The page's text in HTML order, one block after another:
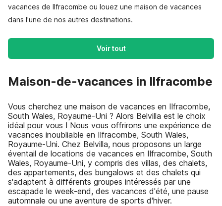
vacances de Ilfracombe ou louez une maison de vacances
dans l'une de nos autres destinations.
Voir tout
Maison-de-vacances in Ilfracombe
Vous cherchez une maison de vacances en Ilfracombe,
South Wales, Royaume-Uni ? Alors Belvilla est le choix
idéal pour vous ! Nous vous offrirons une expérience de
vacances inoubliable en Ilfracombe, South Wales,
Royaume-Uni. Chez Belvilla, nous proposons un large
éventail de locations de vacances en Ilfracombe, South
Wales, Royaume-Uni, y compris des villas, des chalets,
des appartements, des bungalows et des chalets qui
s'adaptent à différents groupes intéressés par une
escapade le week-end, des vacances d'été, une pause
automnale ou une aventure de sports d'hiver.